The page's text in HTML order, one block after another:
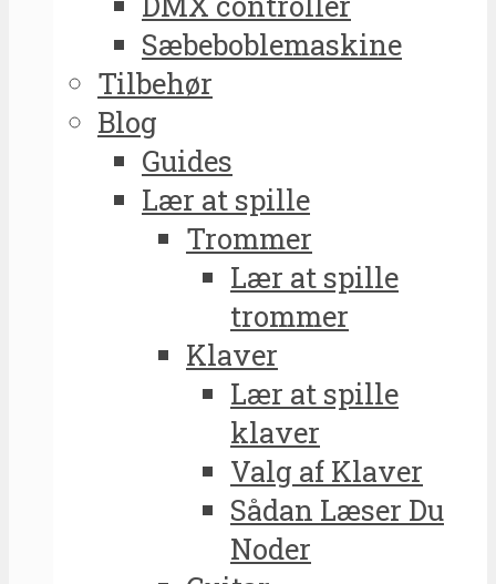
Sæbeboblemaskine
Tilbehør
Blog
Guides
Lær at spille
Trommer
Lær at spille
trommer
Klaver
Lær at spille
klaver
Valg af Klaver
Sådan Læser Du
Noder